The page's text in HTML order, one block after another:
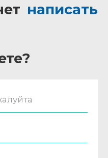
написать